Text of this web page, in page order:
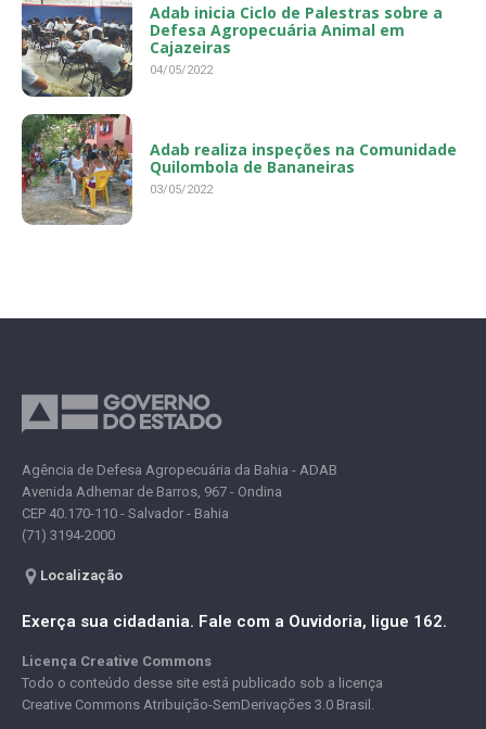
Adab inicia Ciclo de Palestras sobre a
Defesa Agropecuária Animal em
Cajazeiras
04/05/2022
Adab realiza inspeções na Comunidade
Quilombola de Bananeiras
03/05/2022
Agência de Defesa Agropecuária da Bahia - ADAB
Avenida Adhemar de Barros, 967 - Ondina
CEP 40.170-110 - Salvador - Bahia
(71) 3194-2000
Localização
Exerça sua cidadania. Fale com a Ouvidoria, ligue 162.
Licença Creative Commons
Todo o conteúdo desse site está publicado sob a licença
Creative Commons Atribuição-SemDerivações 3.0 Brasil.